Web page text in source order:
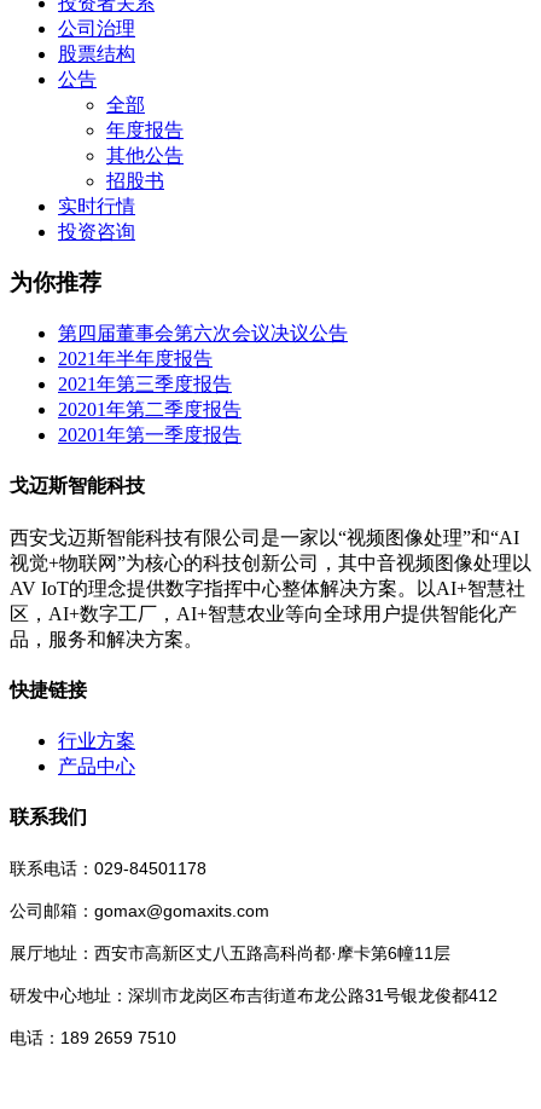
公司治理
股票结构
公告
全部
年度报告
其他公告
招股书
实时行情
投资咨询
为你推荐
第四届董事会第六次会议决议公告
2021年半年度报告
2021年第三季度报告
20201年第二季度报告
20201年第一季度报告
戈迈斯智能科技
西安戈迈斯智能科技有限公司是一家以“视频图像处理”和“AI
视觉+物联网”为核心的科技创新公司，其中音视频图像处理以
AV IoT的理念提供数字指挥中心整体解决方案。以AI+智慧社
区，AI+数字工厂，AI+智慧农业等向全球用户提供智能化产
品，服务和解决方案。
快捷链接
行业方案
产品中心
联系我们
联系电话：029-84501178
公司邮箱：gomax@gomaxits.com
展厅地址：西安市高新区丈八五路高科尚都·摩卡第6幢11层
研发中心地址：深圳市龙岗区布吉街道布龙公路31号银龙俊都412
电话：189 2659 7510